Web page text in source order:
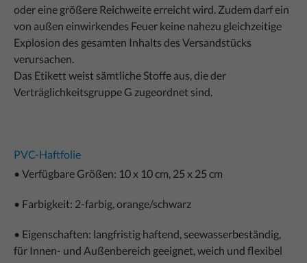
oder eine größere Reichweite erreicht wird. Zudem darf ein
von außen einwirkendes Feuer keine nahezu gleichzeitige
Explosion des gesamten Inhalts des Versandstücks
verursachen.
Das Etikett weist sämtliche Stoffe aus, die der
Verträglichkeitsgruppe G zugeordnet sind.
PVC-Haftfolie
• Verfügbare Größen: 10 x 10 cm, 25 x 25 cm
• Farbigkeit: 2-farbig, orange/schwarz
• Eigenschaften: langfristig haftend, seewasserbeständig,
für Innen- und Außenbereich geeignet, weich und flexibel